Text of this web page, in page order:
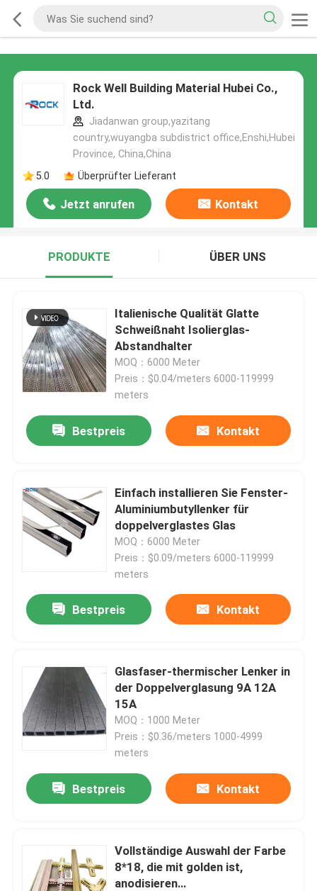
Rock Well Building Material Hubei Co.,
Ltd.
Jiadanwan group,yazitang
country,wuyangba subdistrict office,Enshi,Hubei
Province, China,China
5.0
Überprüfter Lieferant
Jetzt anrufen Kontakt
PRODUKTE ÜBER UNS
Italienische Qualität Glatte
Schweißnaht Isolierglas-
Abstandhalter
MOQ：6000 Meter
Preis：$0.04/meters 6000-119999
meters
Bestpreis Kontakt
Einfach installieren Sie Fenster-
Aluminiumbutyllenker für
doppelverglastes Glas
MOQ：6000 Meter
Preis：$0.09/meters 6000-119999
meters
Bestpreis Kontakt
Glasfaser-thermischer Lenker in
der Doppelverglasung 9A 12A
15A
MOQ：1000 Meter
Preis：$0.36/meters 1000-4999
meters
Bestpreis Kontakt
Vollständige Auswahl der Farbe
8*18, die mit golden ist,
anodisieren